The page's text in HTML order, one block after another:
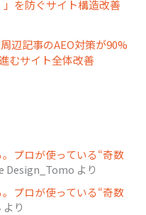
を防ぐサイト構造改善
辺記事のAEO対策が90%
むサイト全体改善
プロが使っている“奇数
Design_Tomo より
プロが使っている“奇数
より